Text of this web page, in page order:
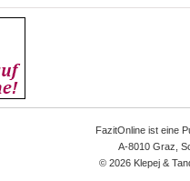
FazitOnline ist eine
A-8010 Graz,
© 2026 Klepej &